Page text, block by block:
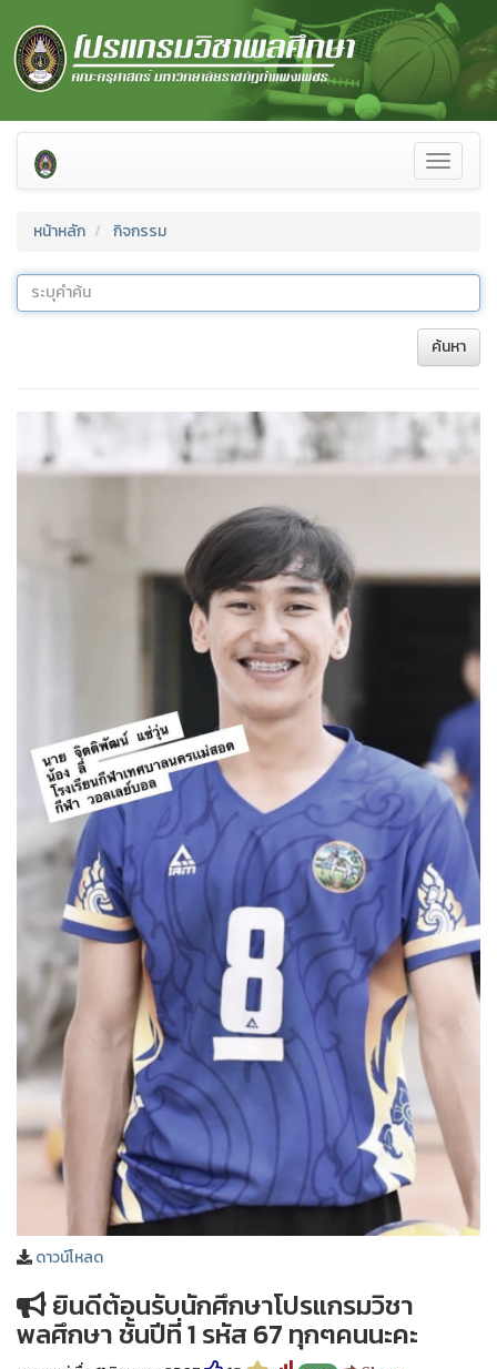
Toggle
หน้าหลัก
กิจกรรม
ค้นหา
ดาวน์โหลด
ยินดีต้อนรับนักศึกษาโปรแกรมวิชา
พลศึกษา ชั้นปีที่ 1 รหัส 67 ทุกๆคนนะคะ